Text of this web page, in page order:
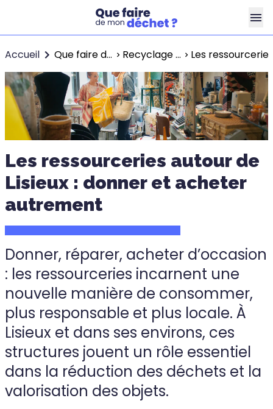
Accueil Que faire de mon déchet ? Recyclage à Lisieux Les
Les ressourceries autour de
Lisieux : donner et acheter
autrement
Donner, réparer, acheter d’occasion
: les ressourceries incarnent une
nouvelle manière de consommer,
plus responsable et plus locale. À
Lisieux et dans ses environs, ces
structures jouent un rôle essentiel
dans la réduction des déchets et la
valorisation des objets.